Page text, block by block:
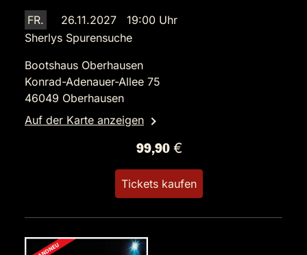
FR.
26.11.2027 19:00 Uhr
Sherlys Spurensuche
Bootshaus Oberhausen
Konrad-Adenauer-Allee 75
46049 Oberhausen
Auf der Karte anzeigen
99,90 €
Tickets kaufen